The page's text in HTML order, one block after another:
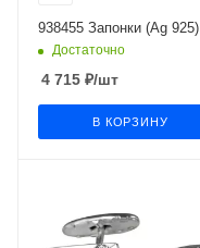
938455 Запонки (Ag 925)
Достаточно
4 715 ₽/шт
В КОРЗИНУ